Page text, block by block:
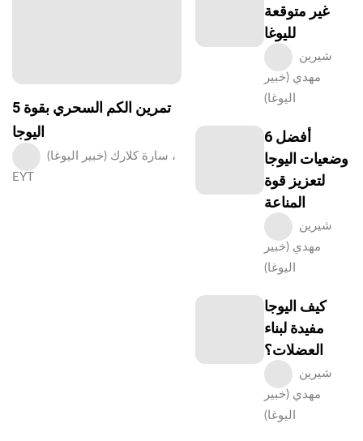
5 تمرين الكم السحري بقوة
اليوجا
سارة كلارك (خبير اليوغا) ،
EYT
غير متوقعة
لليوغا
شيرين
مهدي (خبير
اليوغا)
6 أفضل
وضعيات اليوجا
لتعزيز قوة
المناعة
شيرين
مهدي (خبير
اليوغا)
كيف اليوجا
مفيدة لبناء
العضلات؟
شيرين
مهدي (خبير
اليوغا)